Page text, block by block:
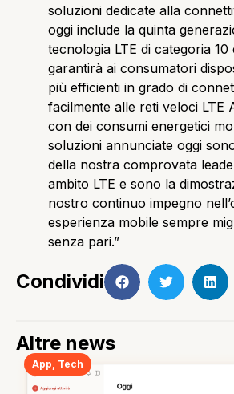
soluzioni dedicate alla
oggi include la quinta
tecnologia LTE di categoria 10
garantirà ai consumatori
più efficienti in grado di
facilmente alle reti veloci LTE
con dei consumi energetici
soluzioni annunciate oggi
della nostra comprovata
ambito LTE e sono la
nostro continuo impegno
esperienza mobile sempre
senza pari.”
Condividi
Altre news
App Tech